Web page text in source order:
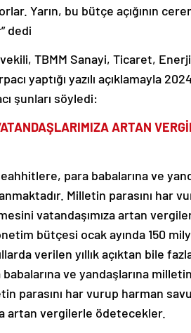
Yarın, bu bütçe açığının
dedi
TBMM Sanayi, Ticaret,
yaptığı yazılı açıklamayla 2024
şunları söyledi:
ARTAN
para babalarına ve
Milletin parasını har
vatandaşımıza artan
bütçesi ocak ayında 150
verilen yıllık açıktan bile
ve yandaşlarına
parasını har vurup harman
artan vergilerle ödetecekler.